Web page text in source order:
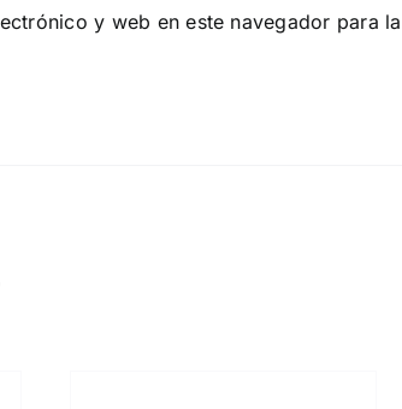
y web en este navegador para